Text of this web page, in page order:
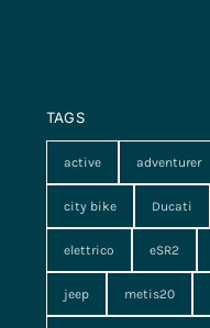
TAGS
active adventurer
city bike Ducati
elettrico eSR2
jeep metis20